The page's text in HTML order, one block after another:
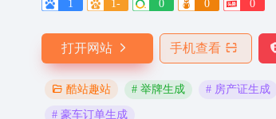
1 1- 0 0 0
打开网站 手机查看
酷站趣站 # 举牌生成 # 房产证生成
# 豪车订单生成